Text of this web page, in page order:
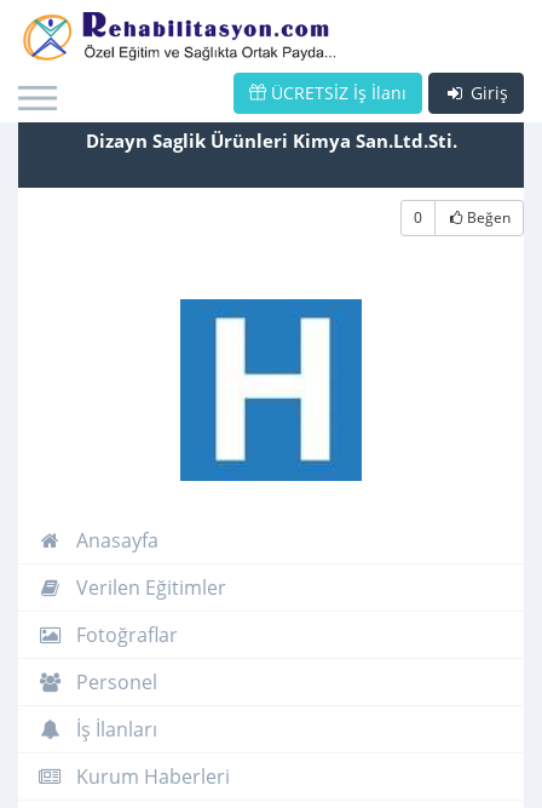
Giriş
ÜCRETSİZ İş İlanı
Dizayn Saglik Ürünleri Kimya San.Ltd.Sti.
0 Beğen
Anasayfa
Verilen Eğitimler
Fotoğraflar
Personel
İş İlanları
Kurum Haberleri